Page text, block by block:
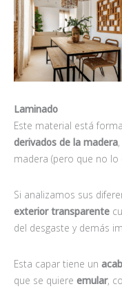
Laminado
Este material está
derivados de la madera
madera (pero que no lo
Si analizamos sus
exterior transparente
del desgaste y demás
Esta capar tiene un
que se quiere emular,